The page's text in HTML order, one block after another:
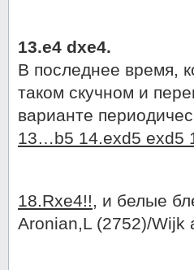
13.e4 dxe4.
В последнее время,
таком скучном и
варианте
13…b5 14.exd5 exd5
18.Rxe4!!, и белые
Aronian,L (2752)/Wijk